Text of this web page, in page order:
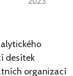
desítek
organizací